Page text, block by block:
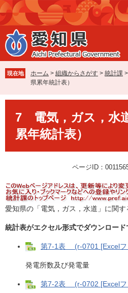
ペ
ー
ジ
の
先
で
す
メ
ニ
ュ
ー
を
ば
し
本
現在地 ホーム > 組織からさがす > 統計課 >
県累年統計表）
7 電気，ガス，水
累年統計表）
ページID：
愛知県の「電気，ガス，水道」に関す
統計表がエクセル形式でダウンロード
第7-1表 (r-0701 [Excelフ
発電所数及び発電量
第7-2表 (r-0702 [Excelフ